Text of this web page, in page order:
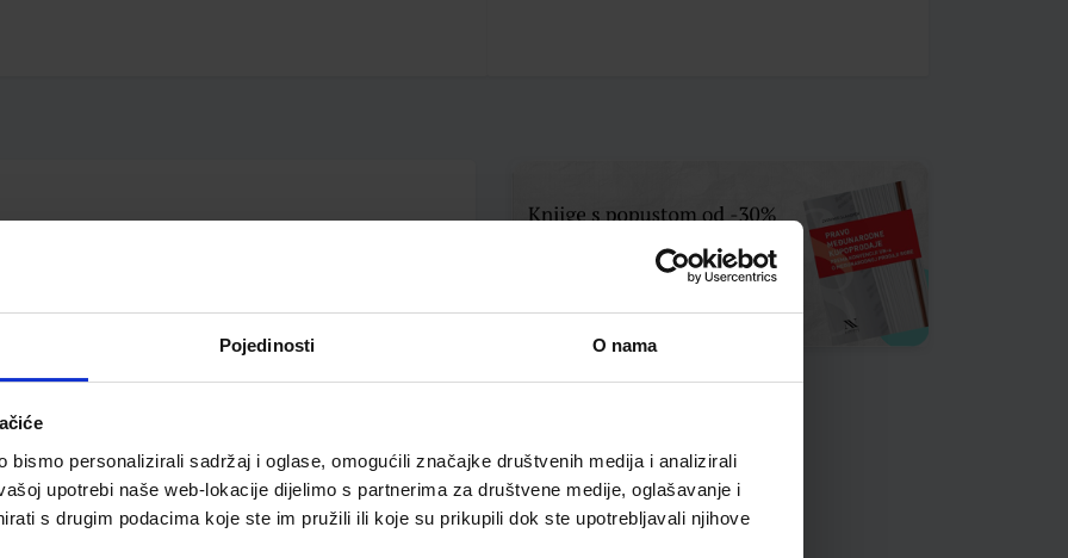
Pojedinosti O nama
bismo personalizirali sadržaj i oglase, omogućili značajke društvenih medija i analizirali
upotrebi naše web-lokacije dijelimo s partnerima za društvene medije, oglašavanje i
s drugim podacima koje ste im pružili ili koje su prikupili dok ste upotrebljavali njihove
etiketom; plastificiran; kutija i uložak u istoj boji;
i ovo…